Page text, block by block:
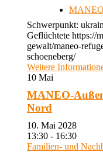
Schwerpunkt:
Geflüchtete https://
gewalt/maneo-
schoeneberg/
Weitere
10 Mai
MANEO-
Nord
10. Mai 2028
13:30 - 16:30
Familien- und